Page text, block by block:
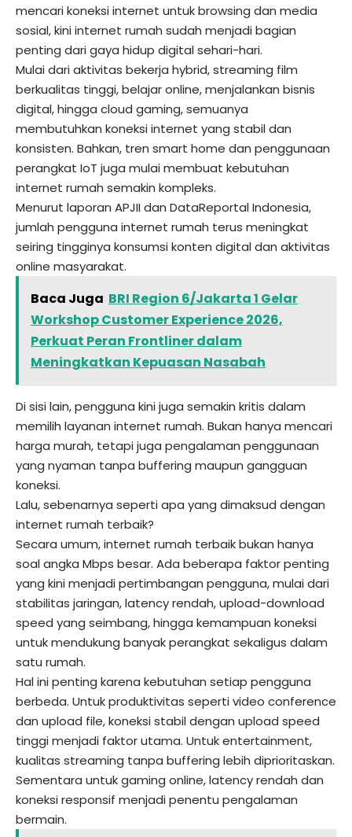
mencari koneksi internet untuk browsing dan media
sosial, kini internet rumah sudah menjadi bagian
penting dari gaya hidup digital sehari-hari.
Mulai dari aktivitas bekerja hybrid, streaming film
berkualitas tinggi, belajar online, menjalankan bisnis
digital, hingga cloud gaming, semuanya
membutuhkan koneksi internet yang stabil dan
konsisten. Bahkan, tren smart home dan penggunaan
perangkat IoT juga mulai membuat kebutuhan
internet rumah semakin kompleks.
Menurut laporan APJII dan DataReportal Indonesia,
jumlah pengguna internet rumah terus meningkat
seiring tingginya konsumsi konten digital dan aktivitas
online masyarakat.
Baca Juga BRI Region 6/Jakarta 1 Gelar
Workshop Customer Experience 2026,
Perkuat Peran Frontliner dalam
Meningkatkan Kepuasan Nasabah
Di sisi lain, pengguna kini juga semakin kritis dalam
memilih layanan internet rumah. Bukan hanya mencari
harga murah, tetapi juga pengalaman penggunaan
yang nyaman tanpa buffering maupun gangguan
koneksi.
Lalu, sebenarnya seperti apa yang dimaksud dengan
internet rumah terbaik?
Secara umum, internet rumah terbaik bukan hanya
soal angka Mbps besar. Ada beberapa faktor penting
yang kini menjadi pertimbangan pengguna, mulai dari
stabilitas jaringan, latency rendah, upload-download
speed yang seimbang, hingga kemampuan koneksi
untuk mendukung banyak perangkat sekaligus dalam
satu rumah.
Hal ini penting karena kebutuhan setiap pengguna
berbeda. Untuk produktivitas seperti video conference
dan upload file, koneksi stabil dengan upload speed
tinggi menjadi faktor utama. Untuk entertainment,
kualitas streaming tanpa buffering lebih diprioritaskan.
Sementara untuk gaming online, latency rendah dan
koneksi responsif menjadi penentu pengalaman
bermain.